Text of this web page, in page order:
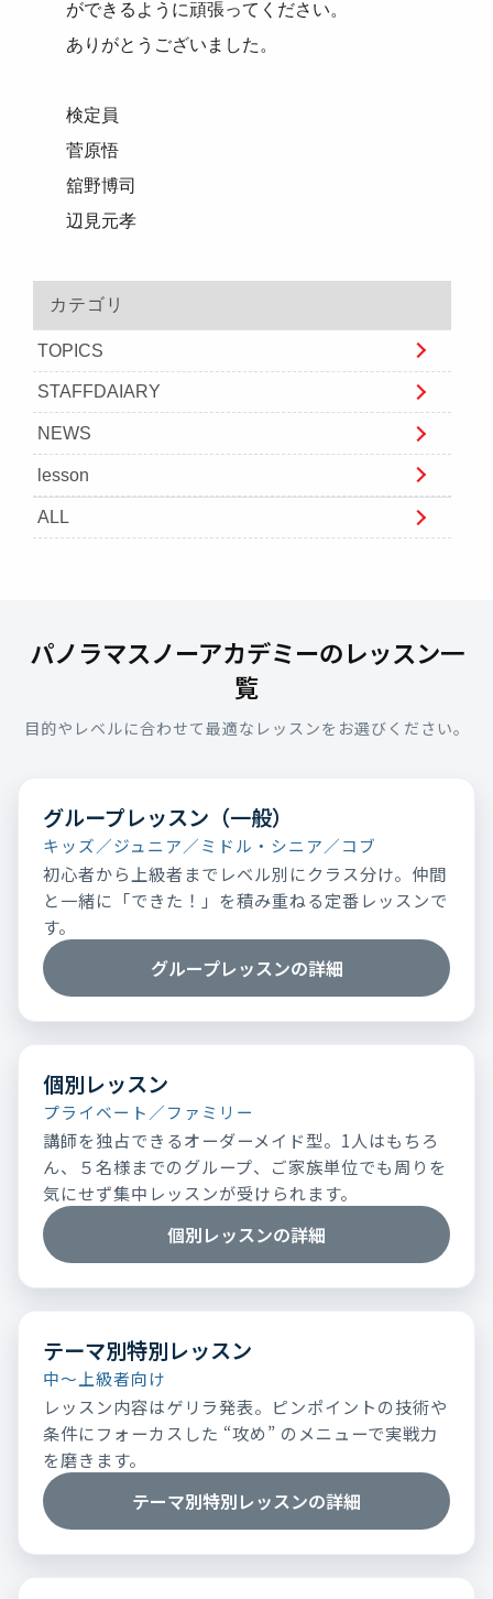
ができるように頑張ってください。
ありがとうございました。
検定員
菅原悟
舘野博司
辺見元孝
カテゴリ
TOPICS
STAFFDAIARY
NEWS
lesson
ALL
パノラマスノーアカデミーのレッスン一
覧
目的やレベルに合わせて最適なレッスンをお選びください。
グループレッスン（一般）
キッズ／ジュニア／ミドル・シニア／コブ
初心者から上級者までレベル別にクラス分け。仲間
と一緒に「できた！」を積み重ねる定番レッスンで
す。
グループレッスンの詳細
個別レッスン
プライベート／ファミリー
講師を独占できるオーダーメイド型。1人はもちろ
ん、５名様までのグループ、ご家族単位でも周りを
気にせず集中レッスンが受けられます。
個別レッスンの詳細
テーマ別特別レッスン
中～上級者向け
レッスン内容はゲリラ発表。ピンポイントの技術や
条件にフォーカスした “攻め” のメニューで実戦力
を磨きます。
テーマ別特別レッスンの詳細